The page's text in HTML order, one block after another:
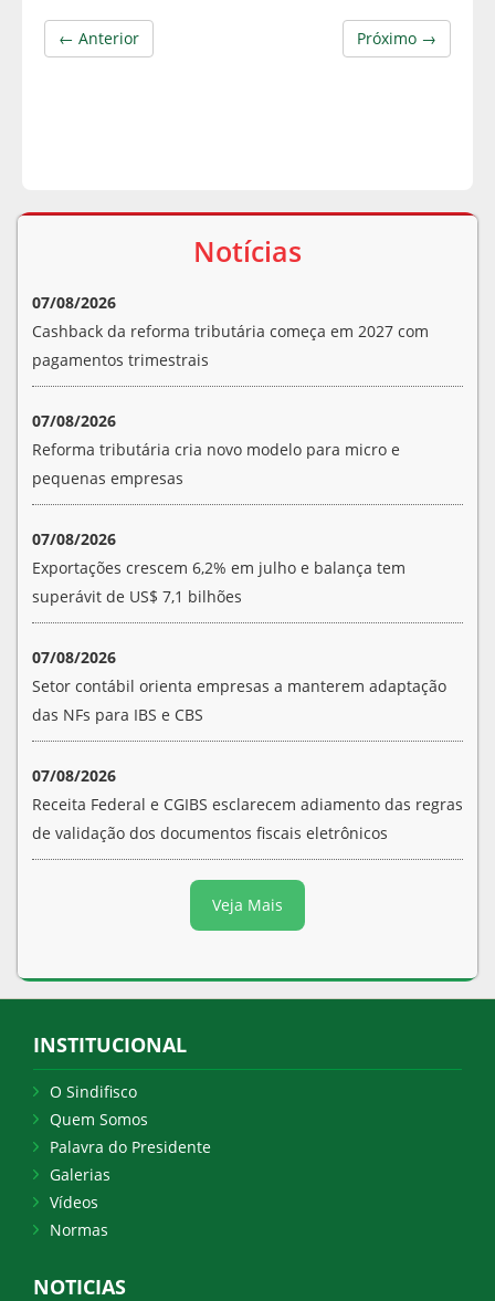
Próximo →
← Anterior
Notícias
07/08/2026
Cashback da reforma tributária começa em 2027 com
pagamentos trimestrais
07/08/2026
Reforma tributária cria novo modelo para micro e
pequenas empresas
07/08/2026
Exportações crescem 6,2% em julho e balança tem
superávit de US$ 7,1 bilhões
07/08/2026
Setor contábil orienta empresas a manterem adaptação
das NFs para IBS e CBS
07/08/2026
Receita Federal e CGIBS esclarecem adiamento das regras
de validação dos documentos fiscais eletrônicos
Veja Mais
INSTITUCIONAL
O Sindifisco
Quem Somos
Palavra do Presidente
Galerias
Vídeos
Normas
NOTICIAS